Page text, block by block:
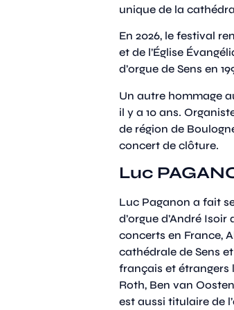
unique de la
En 2026, le festival
et de l’Église
d’orgue de Sens en
Un autre hommage
il y a 10 ans.
de région de
concert de clôture.
Luc
Luc Paganon a fait
d’orgue d’André
concerts en France,
cathédrale de Sens
français et étrangers
Roth, Ben van
est aussi titulaire de